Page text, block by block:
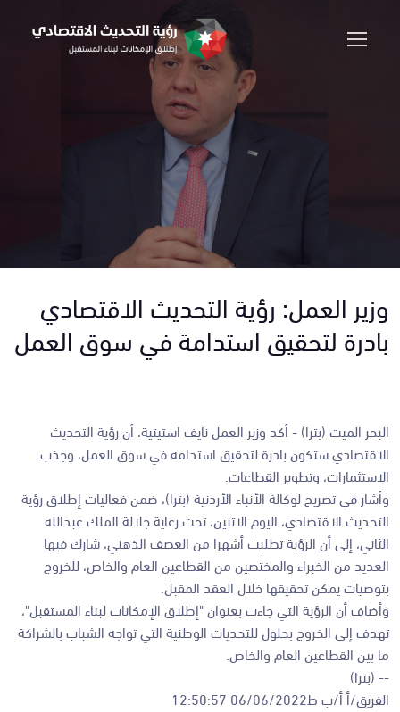
وزير العمل: رؤية التحديث الاقتصادي
بادرة لتحقيق استدامة في سوق العمل
البحر الميت (بترا) - أكد وزير العمل نايف استيتية، أن رؤية التحديث
الاقتصادي ستكون بادرة لتحقيق استدامة في سوق العمل، وجذب
الاستثمارات، وتطوير القطاعات.
وأشار في تصريح لوكالة الأنباء الأردنية (بترا)، ضمن فعاليات إطلاق رؤية
التحديث الاقتصادي، اليوم الاثنين، تحت رعاية جلالة الملك عبدالله
الثاني، إلى أن الرؤية تطلبت أشهرا من العصف الذهني، شارك فيها
العديد من الخبراء والمختصين من القطاعين العام والخاص، للخروج
بتوصيات يمكن تحقيقها خلال العقد المقبل.
وأضاف أن الرؤية التي جاءت بعنوان "إطلاق الإمكانات لبناء المستقبل"،
تهدف إلى الخروج بحلول للتحديات الوطنية التي تواجه الشباب بالشراكة
ما بين القطاعين العام والخاص.
-- (بترا)
الفريق/أ أ/ب ط06/06/2022 12:50:57